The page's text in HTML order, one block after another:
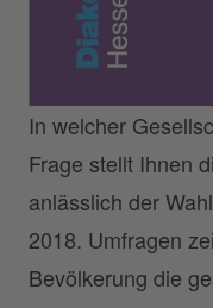
In welcher
Frage stellt Ihnen
anlässlich der
2018. Umfragen
Bevölkerung die